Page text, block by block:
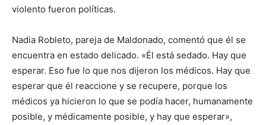
violento fueron políticas.
Nadia Robleto, pareja de Maldonado, comentó que él se
encuentra en estado delicado. «Él está sedado. Hay que
esperar. Eso fue lo que nos dijeron los médicos. Hay que
esperar que él reaccione y se recupere, porque los
médicos ya hicieron lo que se podía hacer, humanamente
posible, y médicamente posible, y hay que esperar»,